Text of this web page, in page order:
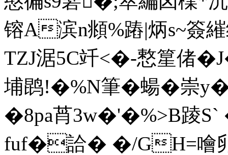
镕A滨n頫%蹖|炳s~簽
TZJ涺5C竏<�-慗篂偖
埔鹍!�%N筆�蝪�
�8pa莦3w�'�%>B踜
fuf�詥� �/GH=噲卵